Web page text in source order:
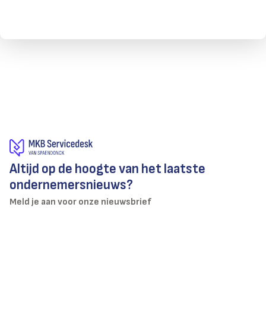
Altijd op de hoogte van het laatste
ondernemersnieuws?
Meld je aan voor onze nieuwsbrief